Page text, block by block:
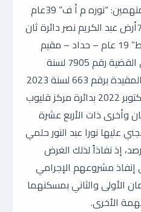
وقد إحالت النيابة العامة المتهمين: “نوره م أ ف” 39عام
– ربة منزل – مقيمة: شارع 7أرض عبد الكريم نصر دائرة ثان
شبرا الخيمة، و “كامل ع ك ط” 19 عام – حداد – مقيم
دائرة ثان شبرا القليوبية، في القضية رقم 7905 لسنة
2023 جنايات مركز قليوب والمقيدة برقم 663 لسنة 2023
كلي جنوب بنها، لأنه في 2 أكتوبر 2022 بدائرة مركز قليوب
وأخرى ذات الأربع عشرة
عليها نورا عبد النور حلمي
إذ نفاذاً لذلك الغرض
إنفاذ مشروعهم الإجرامي
الأولى والثاني بمسكنهما
الأخرى.